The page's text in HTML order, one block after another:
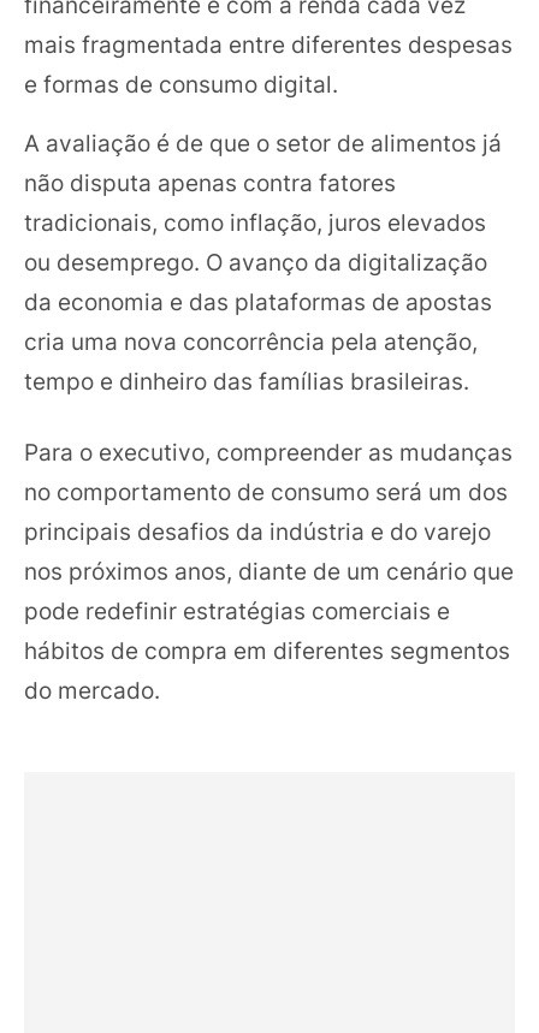
mais fragmentada entre diferentes despesas
e formas de consumo digital.
A avaliação é de que o setor de alimentos já
não disputa apenas contra fatores
tradicionais, como inflação, juros elevados
ou desemprego. O avanço da digitalização
da economia e das plataformas de apostas
cria uma nova concorrência pela atenção,
tempo e dinheiro das famílias brasileiras.
Para o executivo, compreender as mudanças
no comportamento de consumo será um dos
principais desafios da indústria e do varejo
nos próximos anos, diante de um cenário que
pode redefinir estratégias comerciais e
hábitos de compra em diferentes segmentos
do mercado.